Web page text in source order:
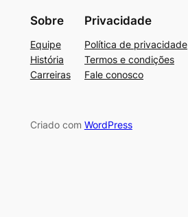
Sobre
Equipe
História
Carreiras
Privacidade
Política de privacidade
Termos e condições
Fale conosco
Criado com WordPress